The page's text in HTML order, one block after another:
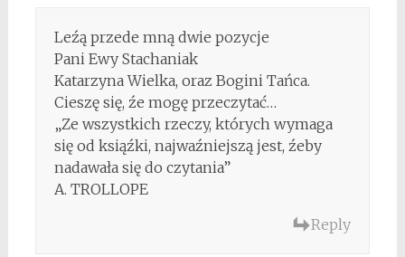
Leźą przede mną dwie pozycje
Pani Ewy Stachaniak
Katarzyna Wielka, oraz Bogini Tańca.
Cieszę się, źe mogę przeczytać…
„Ze wszystkich rzeczy, których wymaga
się od ksiąźki, najwaźniejszą jest, źeby
nadawała się do czytania”
A. TROLLOPE
Reply